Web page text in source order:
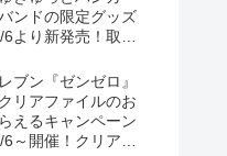
ンドの限定グッズ
より新発売！取扱
ブン『ゼンゼロ』
リアファイルのお
えるキャンペーン
～開催！クリアカ